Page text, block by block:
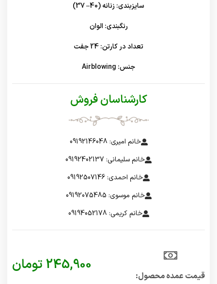
سایزبندی: زنانه (40– 37)
رنگبندی: الوان
تعداد در کارتن: 24 جفت
جنس: Airblowing
کارشناسان فروش
خانم امیری: 09192146048
خانم سلیمانی: 09192402137
خانم احمدی: 09192507146
خانم موسوی: 09192075485
خانم کریمی: 09194052178
قیمت عمده محصول:​
245,900 تومان